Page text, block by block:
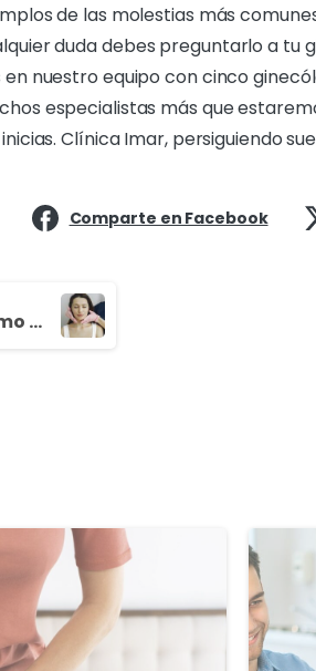
de las molestias más
duda debes preguntarlo a tu
nuestro equipo con cinco
especialistas más que
Clínica Imar, persiguiendo
Comparte en Facebook
Hipotiroidismo en el embarazo